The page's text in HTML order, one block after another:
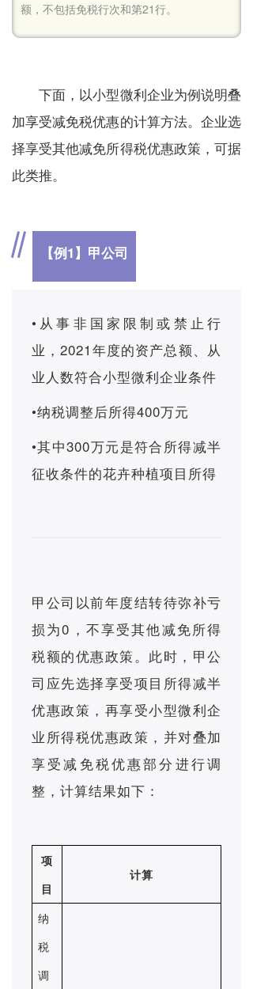
额，不包括免税行次和第21行。
下面，以小型微利企业为例说明叠
加享受减免税优惠的计算方法。企业选
择享受其他减免所得税优惠政策，可据
此类推。
【例1】甲公司
•从事非国家限制或禁止行
业，2021年度的资产总额、从
业人数符合小型微利企业条件
•纳税调整后所得400万元
•其中300万元是符合所得减半
征收条件的花卉种植项目所得
甲公司以前年度结转待弥补亏
损为0，不享受其他减免所得
税额的优惠政策。此时，甲公
司应先选择享受项目所得减半
优惠政策，再享受小型微利企
业所得税优惠政策，并对叠加
享受减免税优惠部分进行调
整，计算结果如下：
项
目
计算
纳
税
调